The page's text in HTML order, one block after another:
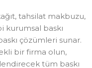
tahsilat makbuzu,
kurumsal baskı
çözümleri sunar.
bir firma olun,
tüm baskı